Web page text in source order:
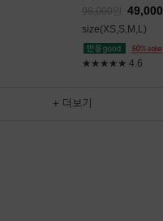
98,000 49,000
size(XS,S,M,L)
★★★★★ 4.6
+ 더보기